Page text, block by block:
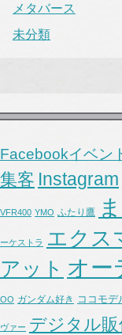
メタバース
未分類
Facebookイベン
集客 Instagram
VFR400 YMO ふたり鷹
ーケストラ エクス
アット オー
OO ガンダム好き ココモデ
ヴァー デジタル販